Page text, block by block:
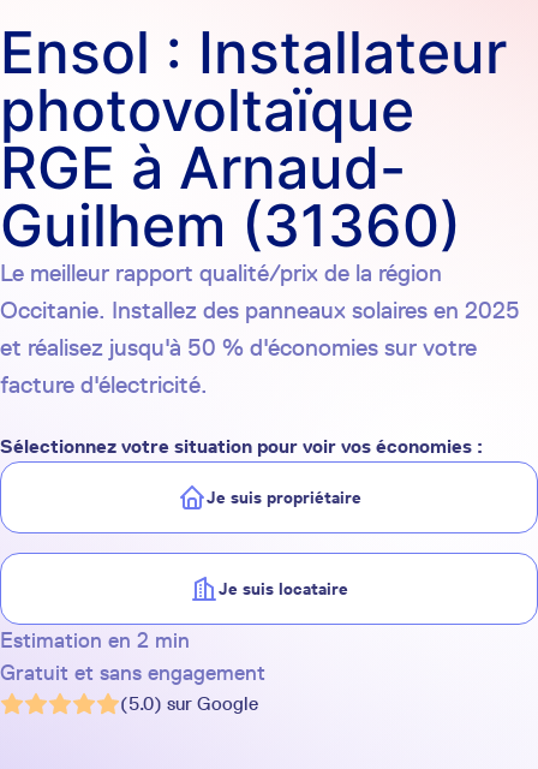
Ensol : Installateur
photovoltaïque
RGE à Arnaud-
Guilhem (31360)
Le meilleur rapport qualité/prix de la région
Occitanie. Installez des panneaux solaires en 2025
et réalisez jusqu'à 50 % d'économies sur votre
facture d'électricité.
Sélectionnez votre situation pour voir vos économies :
Je suis propriétaire
Je suis locataire
Estimation en 2 min
Gratuit et sans engagement
(5.0) sur Google